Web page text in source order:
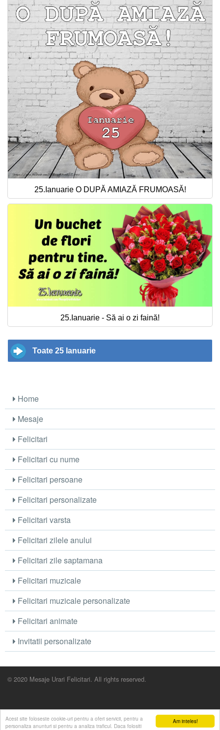
Am inteles!
Acest site foloseste cookie-uri pentru a oferi servicii, pentru a
personaliza anunturi si pentru a analiza traficul. Daca folositi
25.Ianuarie O DUPĂ AMIAZĂ FRUMOASĂ!
25.Ianuarie - Să ai o zi faină!
Toate 25 Ianuarie
Home
Mesaje
Felicitari
Felicitari cu nume
Felicitari persoane
Felicitari personalizate
Felicitari varsta
Felicitari zilele anului
Felicitari zile saptamana
Felicitari muzicale
Felicitari muzicale personalizate
Felicitari animate
Invitatii personalizate
© 2020 Mesaje Urari Felicitari. All rights reserved.